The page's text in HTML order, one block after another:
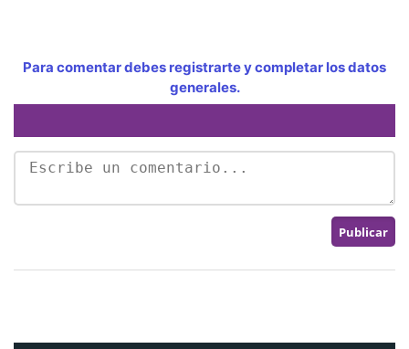
Para comentar debes registrarte y completar los datos
generales.